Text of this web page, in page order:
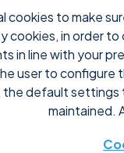
cookies to make
cookies, in order
in line with your
user to
the default
maintained.
Por qué